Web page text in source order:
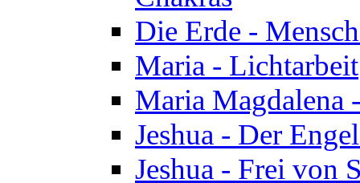
Die Erde -
Maria - Lichtarbeit
Maria Magdalena
Jeshua - Der
Jeshua - Frei von